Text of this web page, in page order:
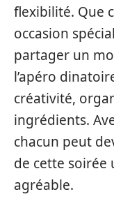
flexibilité. Que
occasion
partager un
l’apéro
créativité,
ingrédients.
chacun peut
de cette soirée
agréable.